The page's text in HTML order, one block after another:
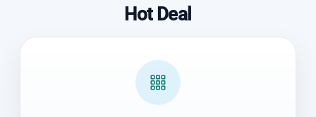
Hot Deal